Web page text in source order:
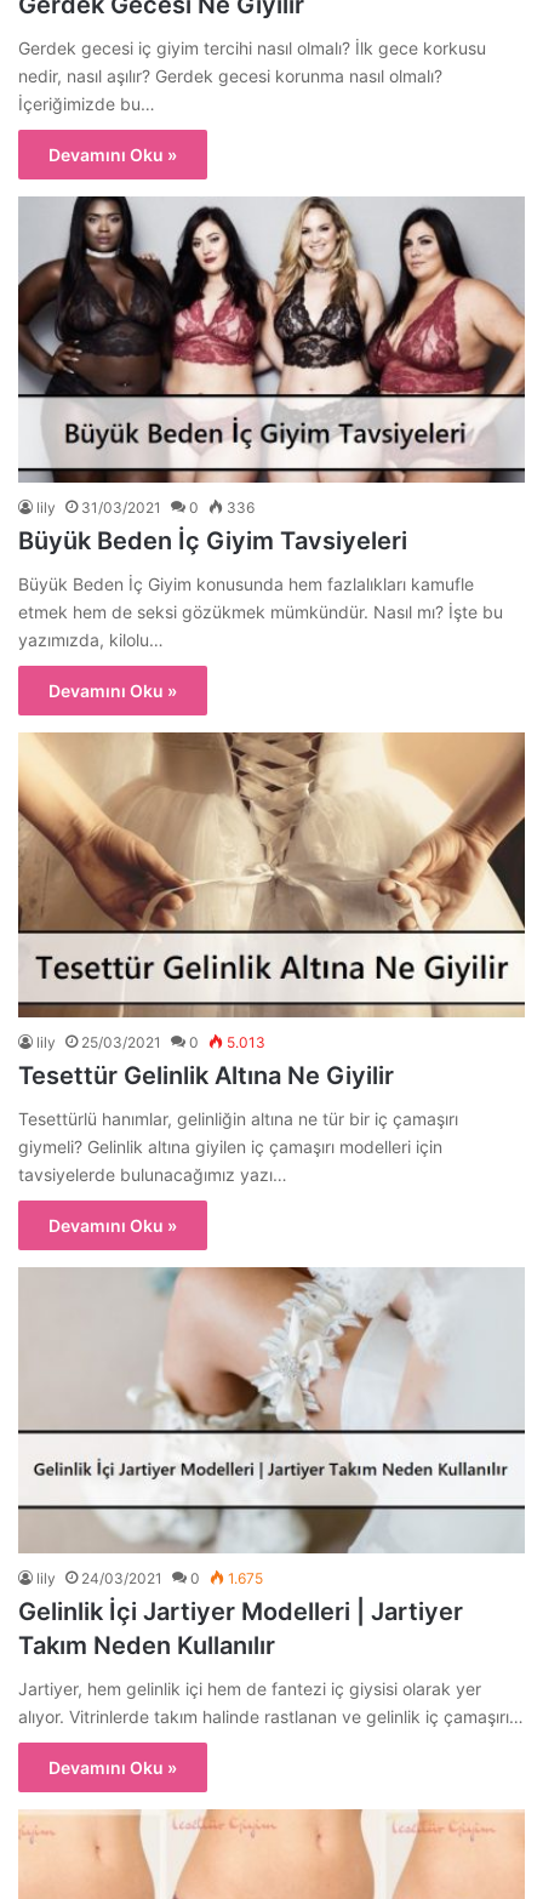
Gerdek gecesi iç giyim tercihi nasıl olmalı? İlk gece korkusu
nedir, nasıl aşılır? Gerdek gecesi korunma nasıl olmalı?
İçeriğimizde bu…
Devamını Oku »
lily 31/03/2021 0 336
Büyük Beden İç Giyim Tavsiyeleri
Büyük Beden İç Giyim konusunda hem fazlalıkları kamufle
etmek hem de seksi gözükmek mümkündür. Nasıl mı? İşte bu
yazımızda, kilolu…
Devamını Oku »
lily 25/03/2021 0 5.013
Tesettür Gelinlik Altına Ne Giyilir
Tesettürlü hanımlar, gelinliğin altına ne tür bir iç çamaşırı
giymeli? Gelinlik altına giyilen iç çamaşırı modelleri için
tavsiyelerde bulunacağımız yazı…
Devamını Oku »
lily 24/03/2021 0 1.675
Gelinlik İçi Jartiyer Modelleri | Jartiyer
Takım Neden Kullanılır
Jartiyer, hem gelinlik içi hem de fantezi iç giysisi olarak yer
alıyor. Vitrinlerde takım halinde rastlanan ve gelinlik iç çamaşırı…
Devamını Oku »